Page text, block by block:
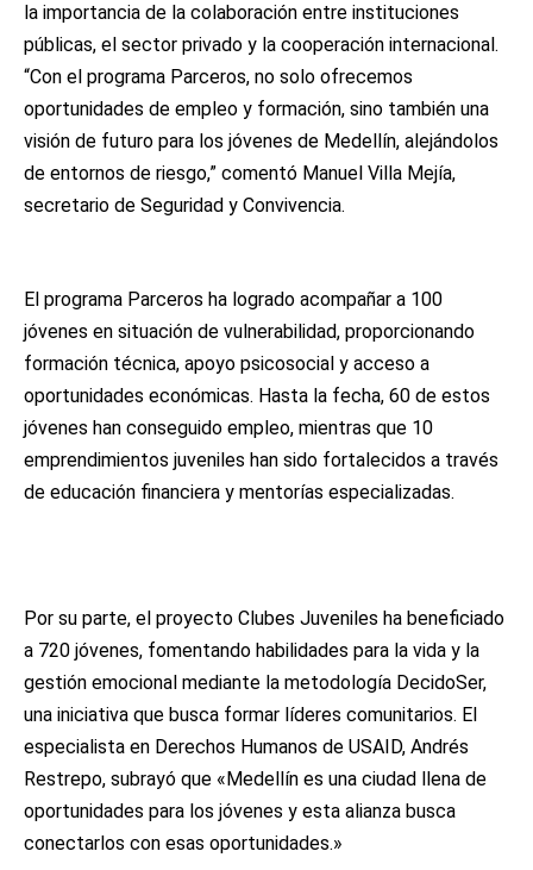
la importancia de la colaboración entre instituciones
públicas, el sector privado y la cooperación internacional.
“Con el programa Parceros, no solo ofrecemos
oportunidades de empleo y formación, sino también una
visión de futuro para los jóvenes de Medellín, alejándolos
de entornos de riesgo,” comentó Manuel Villa Mejía,
secretario de Seguridad y Convivencia.
El programa Parceros ha logrado acompañar a 100
jóvenes en situación de vulnerabilidad, proporcionando
formación técnica, apoyo psicosocial y acceso a
oportunidades económicas. Hasta la fecha, 60 de estos
jóvenes han conseguido empleo, mientras que 10
emprendimientos juveniles han sido fortalecidos a través
de educación financiera y mentorías especializadas.
Por su parte, el proyecto Clubes Juveniles ha beneficiado
a 720 jóvenes, fomentando habilidades para la vida y la
gestión emocional mediante la metodología DecidoSer,
una iniciativa que busca formar líderes comunitarios. El
especialista en Derechos Humanos de USAID, Andrés
Restrepo, subrayó que «Medellín es una ciudad llena de
oportunidades para los jóvenes y esta alianza busca
conectarlos con esas oportunidades.»